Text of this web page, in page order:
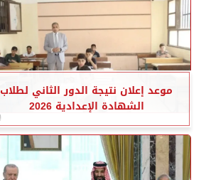
موعد إعلان نتيجة الدور الثاني لطلاب
الشهادة الإعدادية 2026